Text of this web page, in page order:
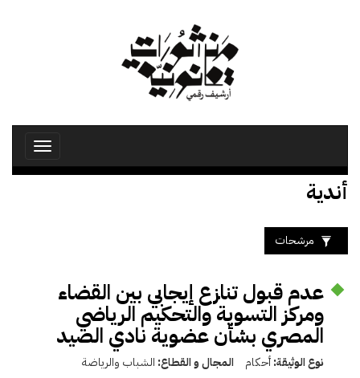
Toggle
أندية
مرشحات
عدم قبول تنازع إيجابي بين القضاء
ومركز التسوية والتحكيم الرياضي
المصري بشأن عضوية نادي الصيد
نوع الوثيقة:أحكام المجال و القطاع: الشباب والرياضة